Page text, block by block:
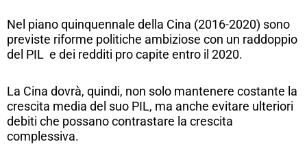
Nel piano quinquennale della Cina (2016-2020) sono
previste riforme politiche ambiziose con un raddoppio
del PIL e dei redditi pro capite entro il 2020.
La Cina dovrà, quindi, non solo mantenere costante la
crescita media del suo PIL, ma anche evitare ulteriori
debiti che possano contrastare la crescita
complessiva.